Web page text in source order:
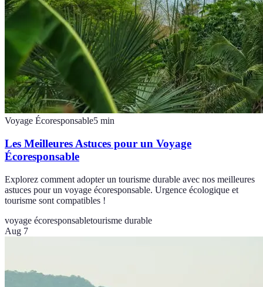
Voyage Écoresponsable5 min
Les Meilleures Astuces pour un Voyage
Écoresponsable
Explorez comment adopter un tourisme durable avec nos meilleures
astuces pour un voyage écoresponsable. Urgence écologique et
tourisme sont compatibles !
voyage écoresponsabletourisme durable
Aug 7